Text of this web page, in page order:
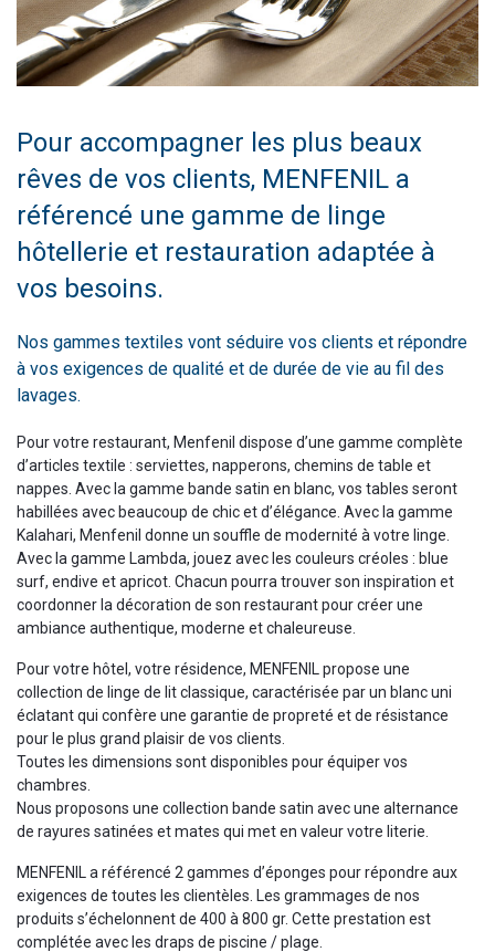
Pour accompagner les plus beaux
rêves de vos clients, MENFENIL a
référencé une gamme de linge
hôtellerie et restauration adaptée à
vos besoins.
Nos gammes textiles vont séduire vos clients et répondre
à vos exigences de qualité et de durée de vie au fil des
lavages.
Pour votre restaurant, Menfenil dispose d’une gamme complète
d’articles textile : serviettes, napperons, chemins de table et
nappes. Avec la gamme bande satin en blanc, vos tables seront
habillées avec beaucoup de chic et d’élégance. Avec la gamme
Kalahari, Menfenil donne un souffle de modernité à votre linge.
Avec la gamme Lambda, jouez avec les couleurs créoles : blue
surf, endive et apricot. Chacun pourra trouver son inspiration et
coordonner la décoration de son restaurant pour créer une
ambiance authentique, moderne et chaleureuse.
Pour votre hôtel, votre résidence, MENFENIL propose une
collection de linge de lit classique, caractérisée par un blanc uni
éclatant qui confère une garantie de propreté et de résistance
pour le plus grand plaisir de vos clients.
Toutes les dimensions sont disponibles pour équiper vos
chambres.
Nous proposons une collection bande satin avec une alternance
de rayures satinées et mates qui met en valeur votre literie.
MENFENIL a référencé 2 gammes d’éponges pour répondre aux
exigences de toutes les clientèles. Les grammages de nos
produits s’échelonnent de 400 à 800 gr. Cette prestation est
complétée avec les draps de piscine / plage.